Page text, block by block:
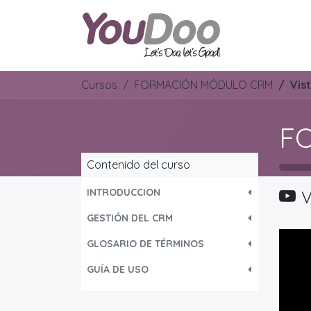
Cursos FORMACIÓN MÓDULO CRM
Contenido del curso
INTRODUCCION
GESTIÓN DEL CRM
GLOSARIO DE TÉRMINOS
GUÍA DE USO